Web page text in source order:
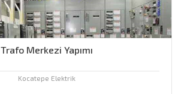
Trafo Merkezi Yapımı
Kocatepe Elektrik